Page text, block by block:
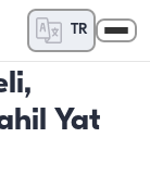
TR
Yat